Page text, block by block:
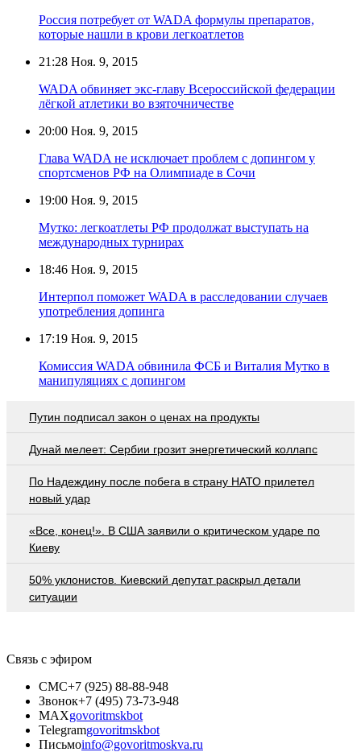
Россия потребует от WADA формулы препаратов,
которые нашли в крови легкоатлетов
21:28 Ноя. 9, 2015
WADA обвиняет экс-главу Всероссийской федерации
лёгкой атлетики во взяточничестве
20:00 Ноя. 9, 2015
Глава WADA не исключает проблем с допингом у
спортсменов РФ на Олимпиаде в Сочи
19:00 Ноя. 9, 2015
Мутко: легкоатлеты РФ продолжат выступать на
международных турнирах
18:46 Ноя. 9, 2015
Интерпол поможет WADA в расследовании случаев
употребления допинга
17:19 Ноя. 9, 2015
Комиссия WADA обвинила ФСБ и Виталия Мутко в
манипуляциях с допингом
Путин подписал закон о ценах на продукты
Дунай мелеет: Сербии грозит энергетический коллапс
По Надеждину после побега в страну НАТО прилетел
новый удар
«Все, конец!». В США заявили о критическом ударе по
Киеву
50% уклонистов. Киевский депутат раскрыл детали
ситуации
Связь с эфиром
СМС+7 (925) 88-88-948
Звонок+7 (495) 73-73-948
MAXgovoritmskbot
Telegramgovoritmskbot
Письмоinfo@govoritmoskva.ru